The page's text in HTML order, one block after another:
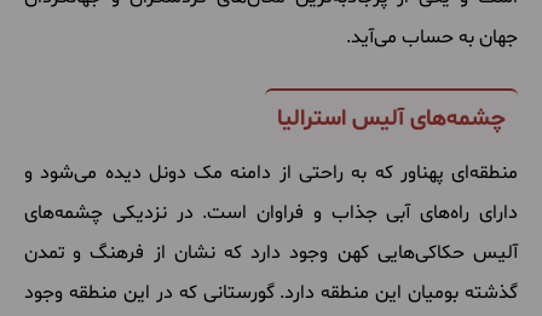
جهانبه حساب میآید.
چشمه‌های آلیس استرالیا
منطقهای پهناور که به راحتی از دامنه مک دونل دیده میشود و
دارای راههای آبی جذاب و فراوان است. در نزدیکی چشمههای
آلیس حکاکیهایی کهن وجود دارد که نشان از فرهنگ و تمدن
گذشته بومیان این منطقه دارد.گورستانی که در این منطقه وجود